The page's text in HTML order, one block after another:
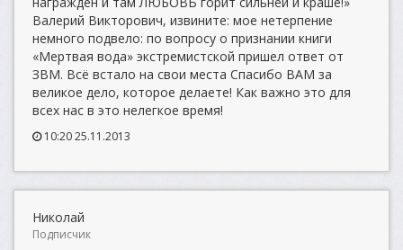
Валерий Викторович, извините: мое нетерпение
немного подвело: по вопросу о признании книги
«Мертвая вода» экстремистской пришел ответ от
ЗВМ. Всё встало на свои места Спасибо ВАМ за
великое дело, которое делаете! Как важно это для
всех нас в это нелегкое время!
10:20 25.11.2013
Николай
Подписчик